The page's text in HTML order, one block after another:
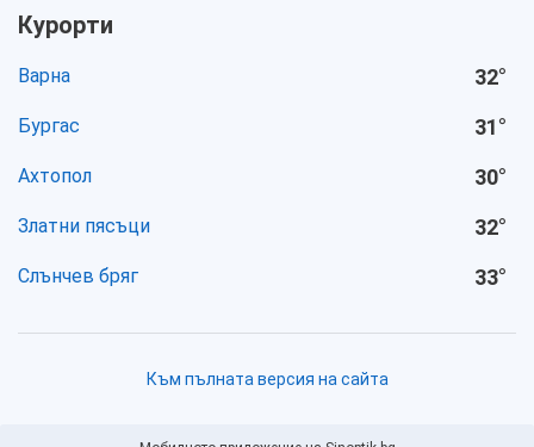
Курорти
Варна 32°
Бургас 31°
Ахтопол 30°
Златни пясъци 32°
Слънчев бряг 33°
Към пълната версия на сайта